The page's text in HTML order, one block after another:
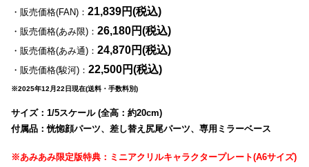
・販売価格(FAN)： 21,839円(税込)
・販売価格(あみ限)： 26,180円(税込)
・販売価格(あみ通)： 24,870円(税込)
・販売価格(駿河)： 22,500円(税込)
※2025年12月22日現在(送料・手数料別)
サイズ：1/5スケール (全高：約20cm)
付属品：恍惚顔パーツ、差し替え尻尾パーツ、専用ミラーベース
※あみあみ限定版特典：ミニアクリルキャラクタープレート(A6サイズ)